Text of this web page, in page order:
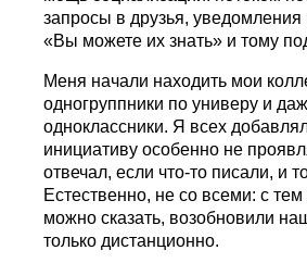
запросы в друзья, уведомления
«Вы можете их знать» и тому
Меня начали находить мои
одногруппники по универу и
одноклассники. Я всех
инициативу особенно не
отвечал, если что-то писали, и
Естественно, не со всеми: с
можно сказать, возобновили
только дистанционно.